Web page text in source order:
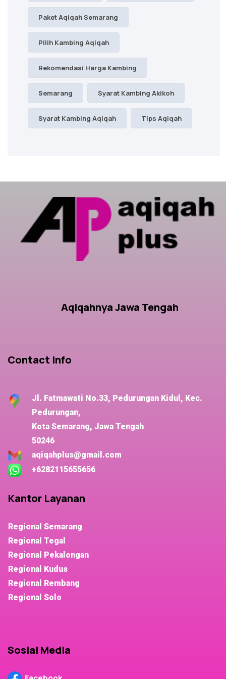
Paket Aqiqah Semarang
Pilih Kambing Aqiqah
Rekomendasi Harga Kambing
Semarang Syarat Kambing Akikoh
Syarat Kambing Aqiqah Tips Aqiqah
Aqiqahnya Jawa Tengah
Contact Info
Jl. Fatmawati No.33, Pedurungan Kidul, Kec.
Pedurungan,
Kota Semarang, Jawa Tengah
50246
aqiqahplus@gmail.com
+6282115655656
Kantor Layanan
Regional Semarang
Regional Tegal
Regional Pekalongan
Regional Kudus
Regional Rembang
Regional Solo
Sosial Media